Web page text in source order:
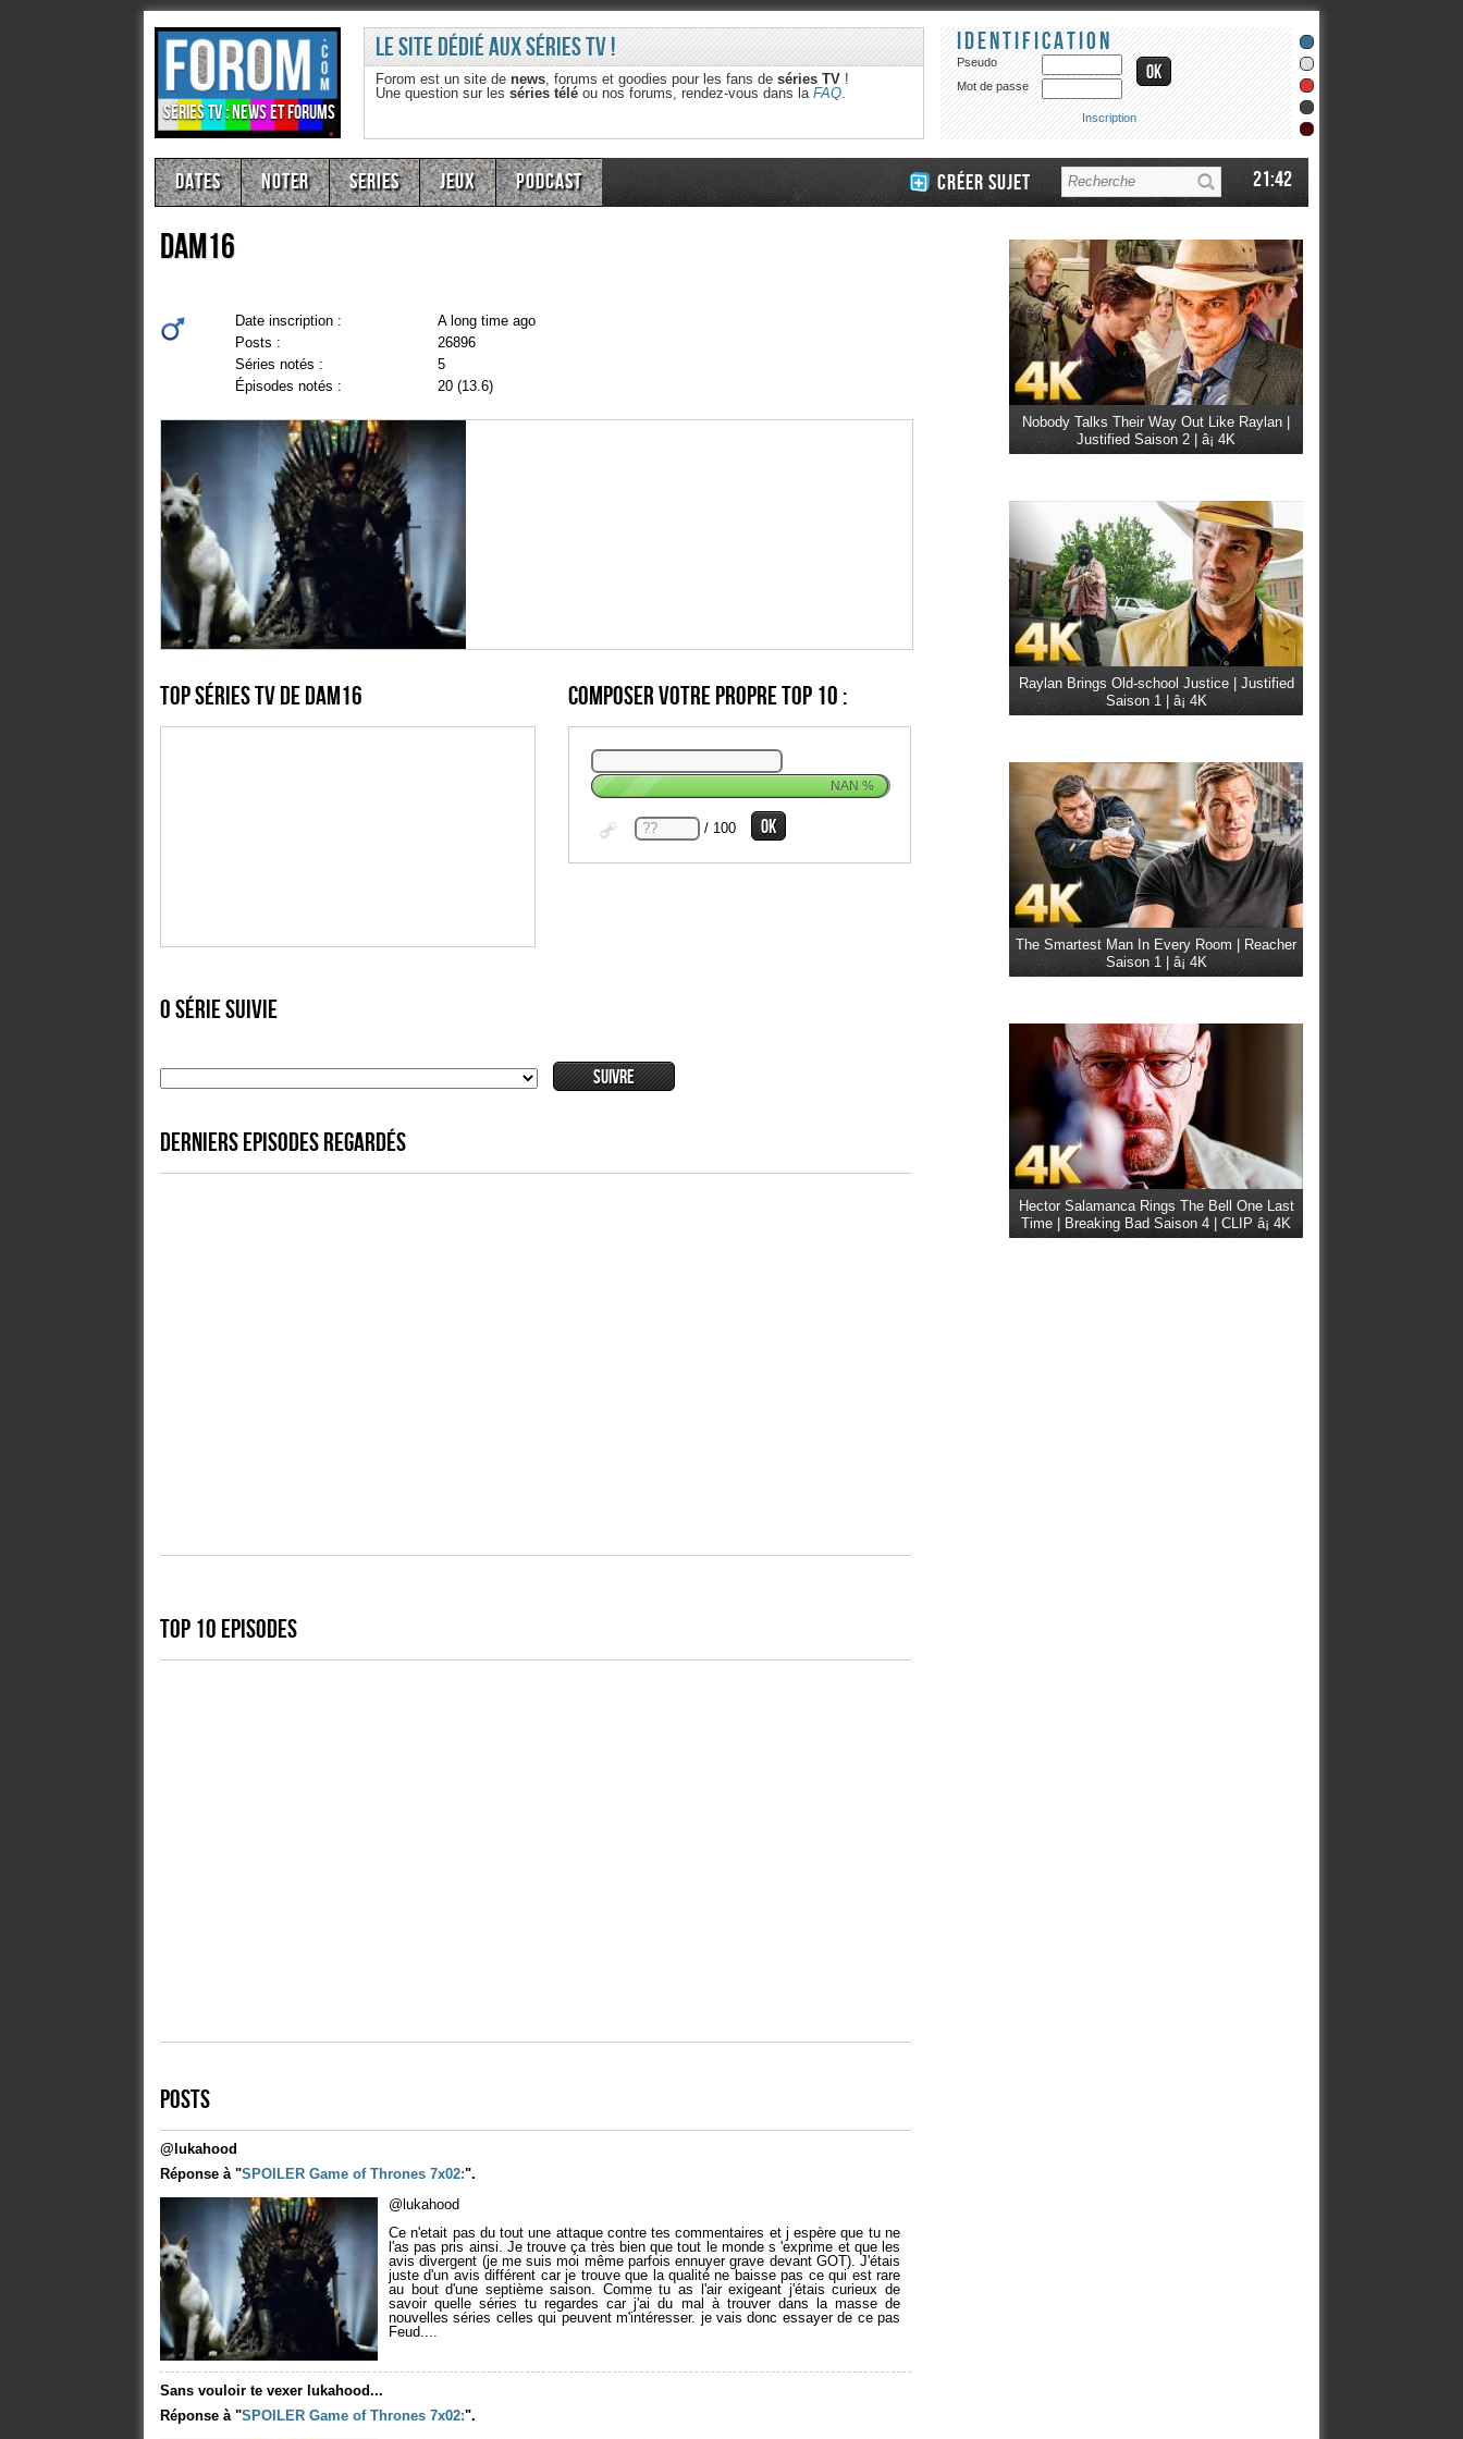
Séries TV : news et forums
Le site dédié aux séries TV !
Forom est un site de news, forums et goodies pour les fans de séries TV!
Une question sur les séries téléou nos forums, rendez-vous dans la FAQ.
Identification
Pseudo
Mot de passe
Inscription
Dates Noter Series Jeux Podcast Créer sujet 21:42
dam16
Date inscription :
A long time ago
Posts :
26896
Séries notés :
5
Épisodes notés :
20 (13.6)
Top Séries TV de dam16 Composer votre propre top 10 :
NAN%
/ 100
0 série suivie
DERNIERS EPISODES REGARDÉS
TOP 10 EPISODES
POSTS
@lukahood
Réponse à "SPOILER Game of Thrones 7x02:".
@lukahood
Ce n'etait pas du tout une attaque contre tes commentaires et j espère que tu ne
l'as pas pris ainsi. Je trouve ça très bien que tout le monde s 'exprime et que les
avis divergent (je me suis moi même parfois ennuyer grave devant GOT). J'étais
juste d'un avis différent car je trouve que la qualité ne baisse pas ce qui est rare
au bout d'une septième saison. Comme tu as l'air exigeant j'étais curieux de
savoir quelle séries tu regardes car j'ai du mal à trouver dans la masse de
nouvelles séries celles qui peuvent m'intéresser. je vais donc essayer de ce pas
Feud....
Sans vouloir te vexer lukahood...
Réponse à "SPOILER Game of Thrones 7x02:".
Nobody Talks Their Way Out Like Raylan |
Justified Saison 2 | â¡ 4K
Raylan Brings Old-school Justice | Justified
Saison 1 | â¡ 4K
The Smartest Man In Every Room | Reacher
Saison 1 | â¡ 4K
Hector Salamanca Rings The Bell One Last
Time | Breaking Bad Saison 4 | CLIP â¡ 4K